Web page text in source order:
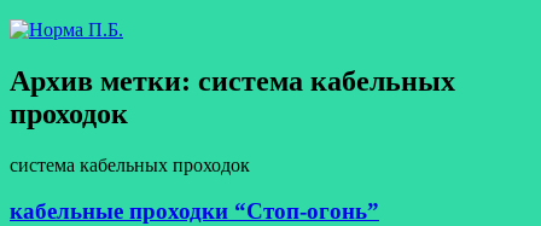
Архив метки: система кабельных
проходок
система кабельных проходок
кабельные проходки “Стоп-огонь”